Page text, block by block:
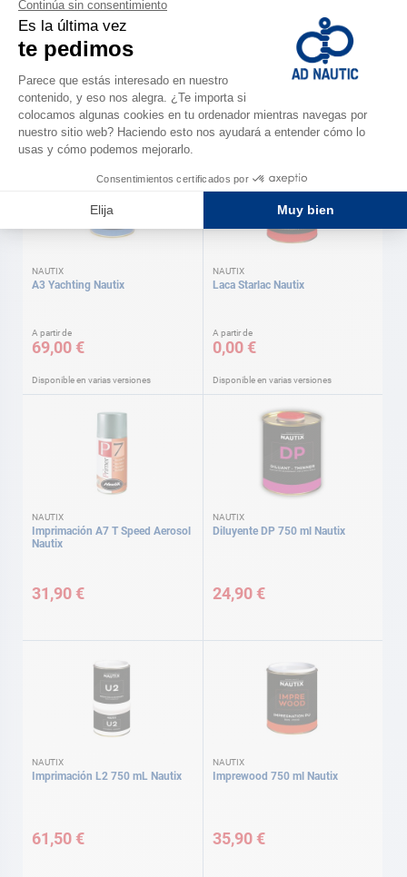
NAUTIX
Pintura para calas 0,75 l DB
Nautix
A partir de
34,50 €
Disponible en varias versiones
A4 Yachting Nautix
A partir de
63,90 €
Disponible en varias versiones
NAUTIX
A3 Yachting Nautix
A partir de
69,00 €
Disponible en varias versiones
NAUTIX
Laca Starlac Nautix
A partir de
0,00 €
Disponible en varias versiones
NAUTIX
Imprimación A7 T Speed Aerosol
Nautix
31,90 €
NAUTIX
Diluyente DP 750 ml Nautix
24,90 €
NAUTIX
Imprimación L2 750 mL Nautix
61,50 €
NAUTIX
Imprewood 750 ml Nautix
35,90 €